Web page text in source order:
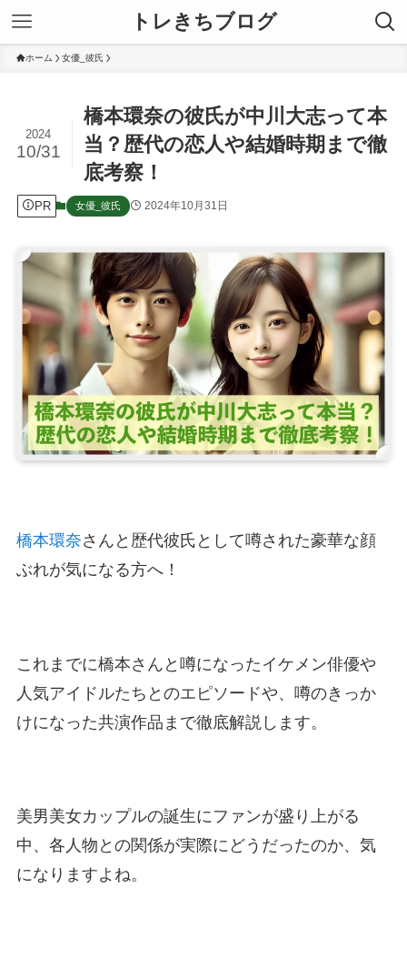
トレきちブログ
ホーム 女優_彼氏
橋本環奈の彼氏が中川大志って本
当？歴代の恋人や結婚時期まで徹
底考察！
2024
10/31
PR 女優_彼氏 2024年10月31日
橋本環奈さんと歴代彼氏として噂された豪華な顔
ぶれが気になる方へ！
これまでに橋本さんと噂になったイケメン俳優や
人気アイドルたちとのエピソードや、噂のきっか
けになった共演作品まで徹底解説します。
美男美女カップルの誕生にファンが盛り上がる
中、各人物との関係が実際にどうだったのか、気
になりますよね。